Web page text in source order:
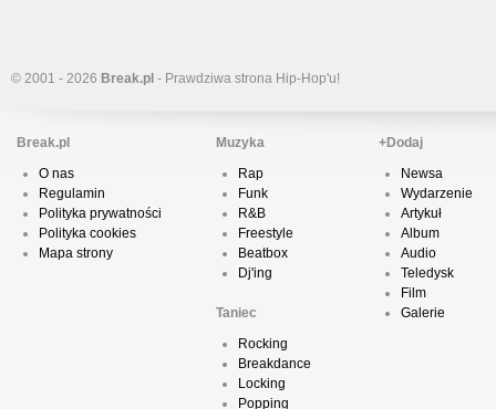
© 2001 - 2026 Break.pl - Prawdziwa strona Hip-Hop'u!
Break.pl
O nas
Regulamin
Polityka prywatności
Polityka cookies
Mapa strony
Muzyka
Rap
Funk
R&B
Freestyle
Beatbox
Dj'ing
Taniec
Rocking
Breakdance
Locking
Popping
+Dodaj
Newsa
Wydarzenie
Artykuł
Album
Audio
Teledysk
Film
Galerie